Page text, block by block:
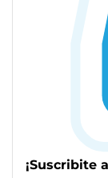
¡Suscribite